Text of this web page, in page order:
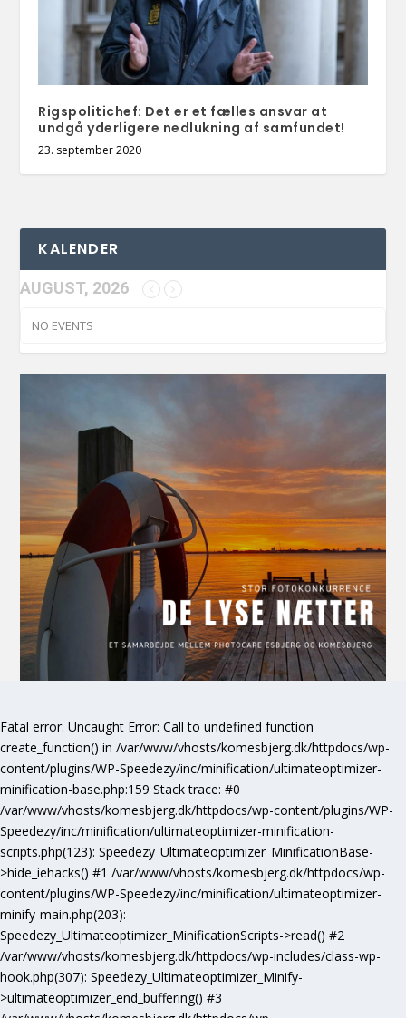
Rigspolitichef: Det er et fælles ansvar at
undgå yderligere nedlukning af samfundet!
23. september 2020
KALENDER
AUGUST, 2026
NO EVENTS
Fatal error: Uncaught Error: Call to undefined function
create_function() in /var/www/vhosts/komesbjerg.dk/httpdocs/wp-
content/plugins/WP-Speedezy/inc/minification/ultimateoptimizer-
minification-base.php:159 Stack trace: #0
/var/www/vhosts/komesbjerg.dk/httpdocs/wp-content/plugins/WP-
Speedezy/inc/minification/ultimateoptimizer-minification-
scripts.php(123): Speedezy_Ultimateoptimizer_MinificationBase-
>hide_iehacks() #1 /var/www/vhosts/komesbjerg.dk/httpdocs/wp-
content/plugins/WP-Speedezy/inc/minification/ultimateoptimizer-
minify-main.php(203):
Speedezy_Ultimateoptimizer_MinificationScripts->read() #2
/var/www/vhosts/komesbjerg.dk/httpdocs/wp-includes/class-wp-
hook.php(307): Speedezy_Ultimateoptimizer_Minify-
>ultimateoptimizer_end_buffering() #3